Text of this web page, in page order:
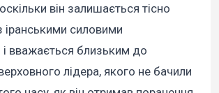
він залишається тісно
іранськими силовими
і вважається близьким до
лідера, якого не бачили